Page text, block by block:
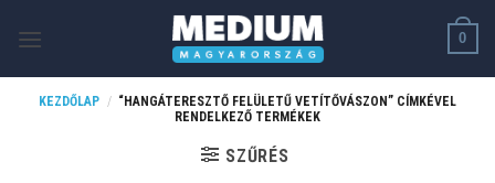
0
KEZDŐLAP / “HANGÁTERESZTŐ FELÜLETŰ VETÍTŐVÁSZON” CÍMKÉVEL
RENDELKEZŐ TERMÉKEK
SZŰRÉS